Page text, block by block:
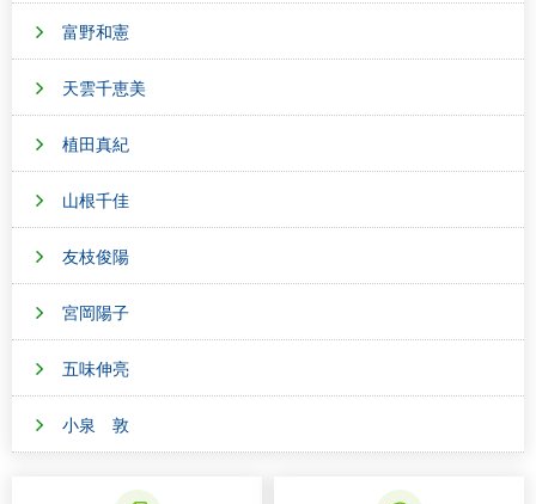
富野和憲
天雲千恵美
植田真紀
山根千佳
友枝俊陽
宮岡陽子
五味伸亮
小泉 敦